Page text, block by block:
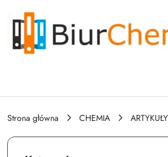
Przejdź do treści głównej
Przejdź do wyszukiwarki
Przejdź do moje konto
Przejdź do menu głównego
Przejdź do stopki
Strona główna CHEMIA